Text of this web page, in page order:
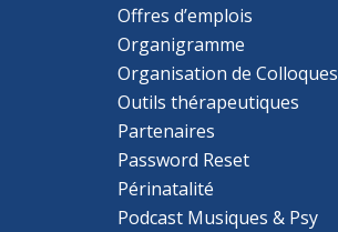
Offres d’emplois
Organigramme
Organisation de Colloques
Outils thérapeutiques
Partenaires
Password Reset
Périnatalité
Podcast Musiques & Psy